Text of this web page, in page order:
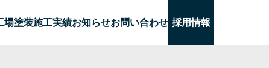
場塗装施工実績お知らせお問い合わせ 採用情報